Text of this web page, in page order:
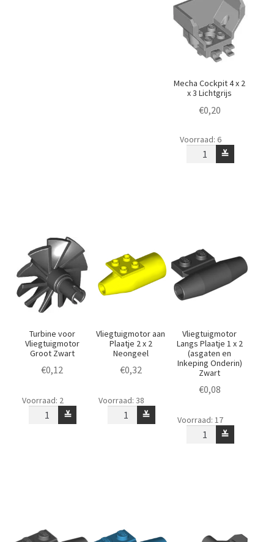
Mecha Cockpit 4 x 2
x 3 Lichtgrijs
€0,20
Mecha
Cockpit
aantal
≚
Voorraad: 6
Turbine voor
Vliegtuigmotor
Groot Zwart
€0,12
Turbine
voor
Vliegtuigmotor
≚
Voorraad: 2
Vliegtuigmotor aan
Plaatje 2 x 2
Neongeel
€0,32
Vliegtuigmotor
aan
Plaatje
≚
Voorraad: 38
Vliegtuigmotor
Langs Plaatje 1 x 2
(asgaten en
Inkeping Onderin)
Zwart
€0,08
Vliegtuigmotor
Langs
Plaatje
Inkeping
≚
Voorraad: 17